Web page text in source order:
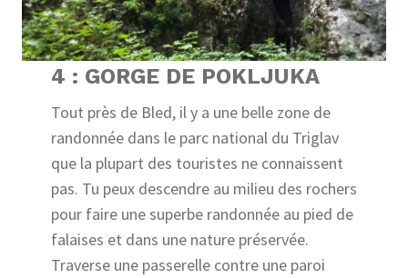
4 : GORGE DE POKLJUKA
Tout près de Bled, il y a une belle zone de
randonnée dans le parc national du Triglav
que la plupart des touristes ne connaissent
pas. Tu peux descendre au milieu des rochers
pour faire une superbe randonnée au pied de
falaises et dans une nature préservée.
Traverse une passerelle contre une paroi